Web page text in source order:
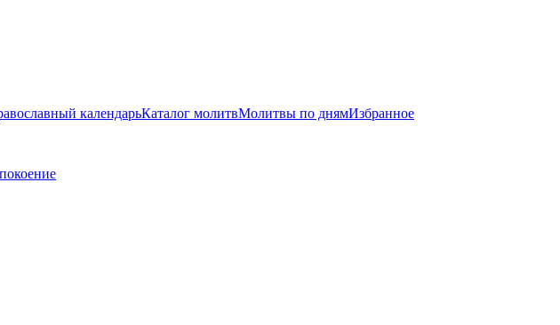
календарьКаталог молитвМолитвы по днямИзбранное